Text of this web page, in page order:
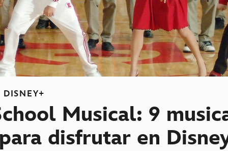
DISNEY+
Musical: 9
disfrutar en